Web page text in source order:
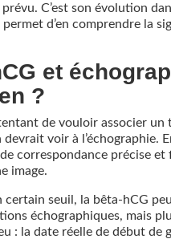
C’est son évolution
d’en comprendre la
et
?
de vouloir associer un
devrait voir à l’échographie.
de correspondance précise
image.
certain seuil, la bêta-hCG
échographiques, mais
: la date réelle de début de